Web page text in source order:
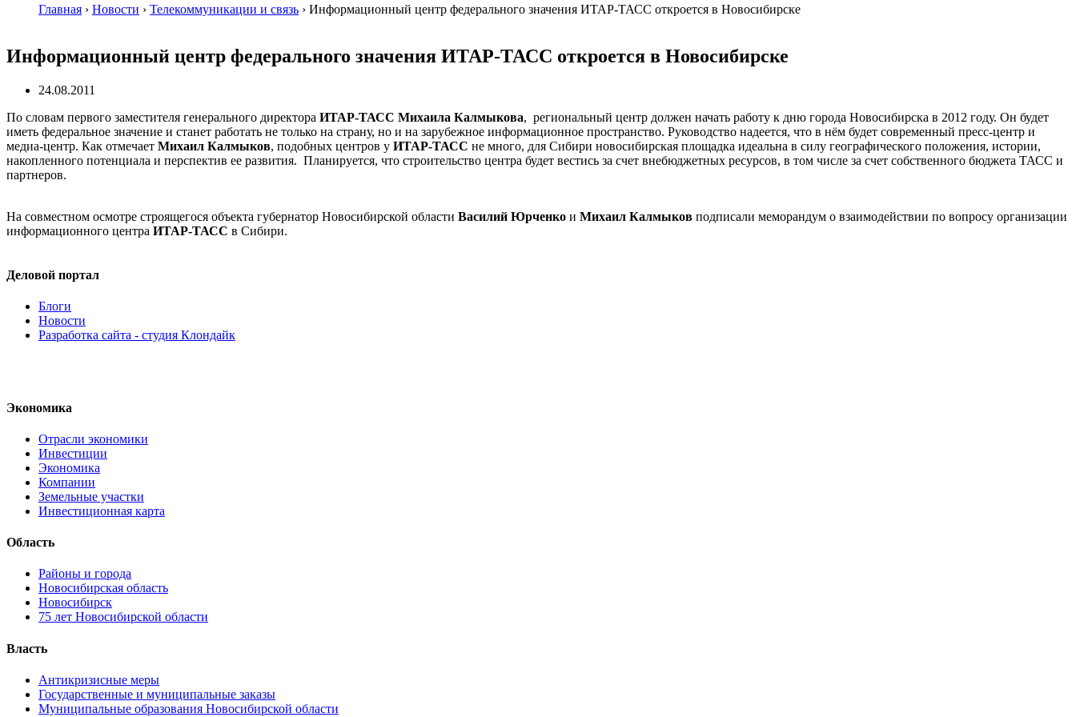
Главная › Новости › Телекоммуникации и связь › Информационный центр федерального значения ИТАР-ТАСС откроется в Новосибирске
Информационный центр федерального значения ИТАР-ТАСС откроется в Новосибирске
24.08.2011
По словам первого заместителя генерального директора ИТАР-ТАСС Михаила Калмыкова, региональный центр должен начать работу к дню города Новосибирска в 2012 году. Он будет
иметь федеральное значение и станет работать не только на страну, но и на зарубежное информационное пространство. Руководство надеется, что в нём будет современный пресс-центр и
медиа-центр. Как отмечает Михаил Калмыков, подобных центров у ИТАР-ТАСС не много, для Сибири новосибирская площадка идеальна в силу географического положения, истории,
накопленного потенциала и перспектив ее развития. Планируется, что строительство центра будет вестись за счет внебюджетных ресурсов, в том числе за счет собственного бюджета ТАСС и
партнеров.
На совместном осмотре строящегося объекта губернатор Новосибирской области Василий Юрченко и Михаил Калмыков подписали меморандум о взаимодействии по вопросу организации
информационного центра ИТАР-ТАСС в Сибири.
Деловой портал
Блоги
Новости
Разработка сайта - студия Клондайк
Экономика
Отрасли экономики
Инвестиции
Экономика
Компании
Земельные участки
Инвестиционная карта
Область
Районы и города
Новосибирская область
Новосибирск
75 лет Новосибирской области
Власть
Антикризисные меры
Государственные и муниципальные заказы
Муниципальные образования Новосибирской области